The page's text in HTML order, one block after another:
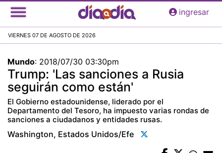
Pasar
al
principal
ingresar
VIERNES 07 DE AGOSTO DE 2026
Mundo: 2018/07/30 03:30pm
Trump: 'Las sanciones a Rusia
seguirán como están'
El Gobierno estadounidense, liderado por el
Departamento del Tesoro, ha impuesto varias rondas de
sanciones a ciudadanos y entidades rusas.
Washington, Estados Unidos/efe